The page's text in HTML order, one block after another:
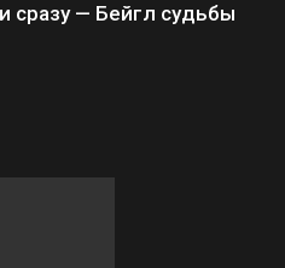
сразу — Бейгл судьбы